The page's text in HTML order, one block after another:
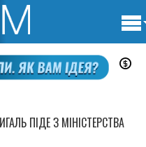
ПІДЕ З МІНІСТЕРСТВА